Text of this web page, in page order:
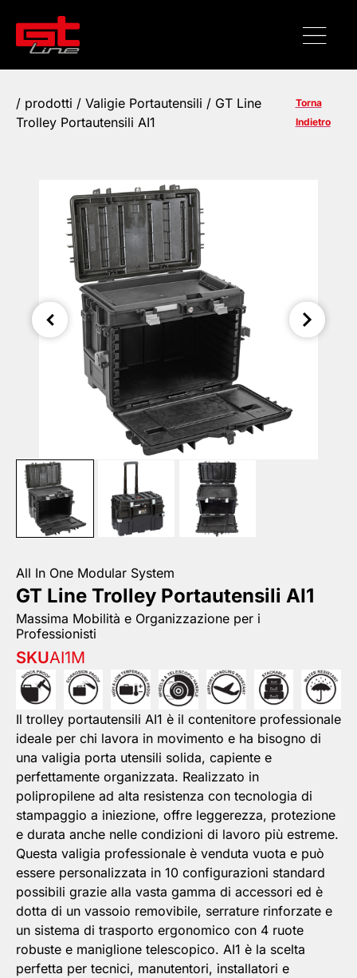
/ prodotti / Valigie Portautensili / GT Line
Trolley Portautensili AI1
Torna
Indietro
All In One Modular System
GT Line Trolley Portautensili AI1
Massima Mobilità e Organizzazione per i
Professionisti
SKUAI1M
Il trolley portautensili AI1 è il contenitore professionale
ideale per chi lavora in movimento e ha bisogno di
una valigia porta utensili solida, capiente e
perfettamente organizzata. Realizzato in
polipropilene ad alta resistenza con tecnologia di
stampaggio a iniezione, offre leggerezza, protezione
e durata anche nelle condizioni di lavoro più estreme.
Questa valigia professionale è venduta vuota e può
essere personalizzata in 10 configurazioni standard
possibili grazie alla vasta gamma di accessori ed è
dotta di un vassoio removibile, serrature rinforzate e
un sistema di trasporto ergonomico con 4 ruote
robuste e maniglione telescopico. AI1 è la scelta
perfetta per tecnici, manutentori, installatori e